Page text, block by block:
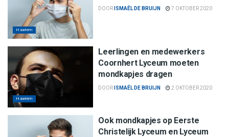
Haarlem
DOOR ISMAËL DE BRUIJN 7 OKTOBER 2020
Haarlem
Leerlingen en medewerkers
Coornhert Lyceum moeten
mondkapjes dragen
DOOR ISMAËL DE BRUIJN 2 OKTOBER 2020
Ook mondkapjes op Eerste
Christelijk Lyceum en Lyceum